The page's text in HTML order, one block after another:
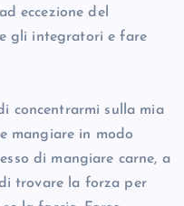
eccezione del
gli integratori e fare
concentrarmi sulla mia
mangiare in modo
di mangiare carne, a
trovare la forza per